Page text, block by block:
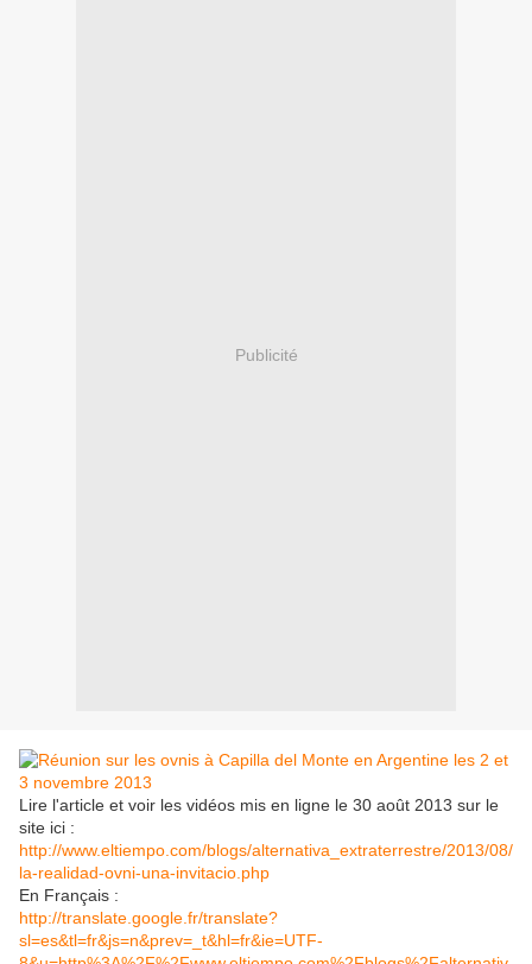
Publicité
Lire l'article et voir les vidéos mis en ligne le 30 août 2013 sur le
site ici :
http://www.eltiempo.com/blogs/alternativa_extraterrestre/2013/08/
la-realidad-ovni-una-invitacio.php
En Français :
http://translate.google.fr/translate?
sl=es&tl=fr&js=n&prev=_t&hl=fr&ie=UTF-